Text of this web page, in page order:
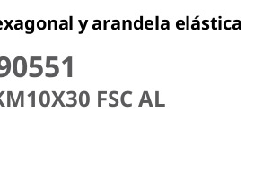
y arandela elástica
FSC AL